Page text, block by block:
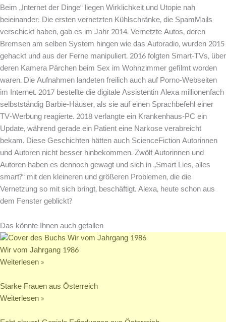
Beim „Internet der Dinge“ liegen Wirklichkeit und Utopie nah
beieinander: Die ersten vernetzten Kühlschränke, die SpamMails
verschickt haben, gab es im Jahr 2014. Vernetzte Autos, deren
Bremsen am selben System hingen wie das Autoradio, wurden 2015
gehackt und aus der Ferne manipuliert. 2016 folgten Smart-TVs, über
deren Kamera Pärchen beim Sex im Wohnzimmer geﬁlmt worden
waren. Die Aufnahmen landeten freilich auch auf Porno-Webseiten
im Internet. 2017 bestellte die digitale Assistentin Alexa millionenfach
selbstständig Barbie-Häuser, als sie auf einen Sprachbefehl einer
TV-Werbung reagierte. 2018 verlangte ein Krankenhaus-PC ein
Update, während gerade ein Patient eine Narkose verabreicht
bekam. Diese Geschichten hätten auch ScienceFiction Autorinnen
und Autoren nicht besser hinbekommen. Zwölf Autorinnen und
Autoren haben es dennoch gewagt und sich in „Smart Lies, alles
smart?“ mit den kleineren und größeren Problemen, die die
Vernetzung so mit sich bringt, beschäftigt. Alexa, heute schon aus
dem Fenster geblickt?
Das könnte Ihnen auch gefallen
Wir vom Jahrgang 1986
Weiterlesen »
Starke Frauen aus Österreich
Weiterlesen »